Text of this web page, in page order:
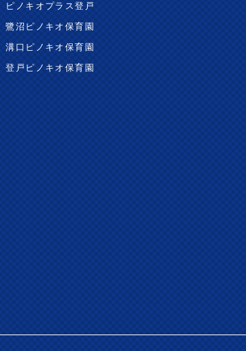
ピノキオプラス登戸
鷺沼ピノキオ保育園
溝口ピノキオ保育園
登戸ピノキオ保育園